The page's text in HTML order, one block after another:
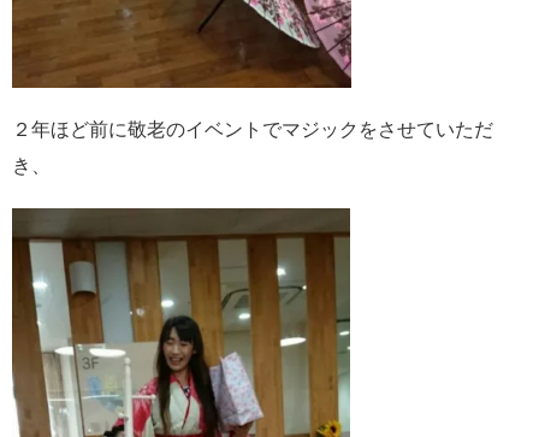
２年ほど前に敬老のイベントでマジックをさせていただ
き、